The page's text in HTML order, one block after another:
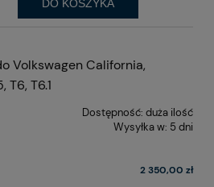
DO KOSZYKA
Volkswagen California,
T6.1
Dostępność: duża ilość
Wysyłka w: 5 dni
2 350,00 zł